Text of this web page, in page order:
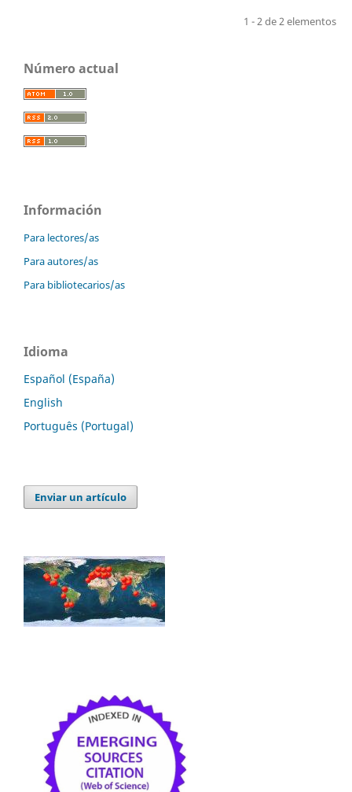
1 - 2 de 2 elementos
Número actual
Información
Para lectores/as
Para autores/as
Para bibliotecarios/as
Idioma
Español (España)
English
Português (Portugal)
Enviar un artículo